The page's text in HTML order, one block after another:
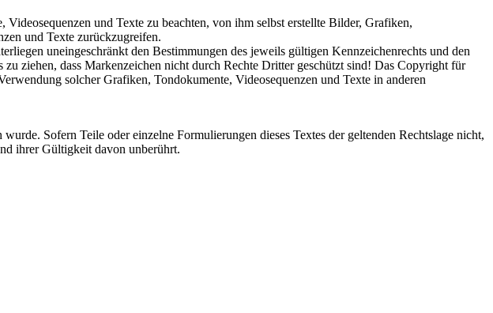
und Texte zu beachten, von ihm selbst erstellte Bilder, Grafiken,
und Texte zurückzugreifen.
uneingeschränkt den Bestimmungen des jeweils gültigen Kennzeichenrechts und den
ziehen, dass Markenzeichen nicht durch Rechte Dritter geschützt sind! Das Copyright für
solcher Grafiken, Tondokumente, Videosequenzen und Texte in anderen
Sofern Teile oder einzelne Formulierungen dieses Textes der geltenden Rechtslage nicht,
ihrer Gültigkeit davon unberührt.